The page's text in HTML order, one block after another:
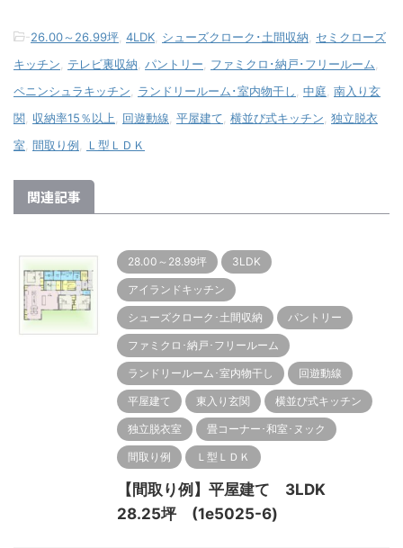
-26.00～26.99坪 4LDK シューズクローク･土間収納
セミクローズ
キッチン
テレビ裏収納 パントリー ファミクロ･納戸･フリールーム
ペニンシュラキッチン
ランドリールーム･室内物干し 中庭 南入り玄
関
収納率15％以上 回遊動線 平屋建て 横並び式キッチン 独立脱衣
室 間取り例 Ｌ型ＬＤＫ
関連記事
28.00～28.99坪 3LDK
アイランドキッチン
シューズクローク･土間収納 パントリー
ファミクロ･納戸･フリールーム
ランドリールーム･室内物干し 回遊動線
平屋建て 東入り玄関 横並び式キッチン
独立脱衣室 畳コーナー･和室･ヌック
間取り例 Ｌ型ＬＤＫ
【間取り例】平屋建て 3LDK
28.25坪 (1e5025-6)